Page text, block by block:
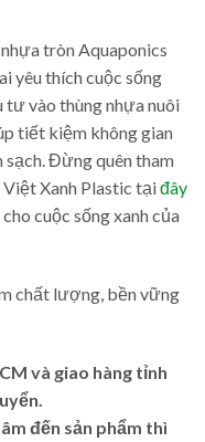
tròn Aquaponics
yêu thích cuộc sống
vào thùng nhựa nuôi
tiết kiệm không gian
sạch. Đừng quên tham
Xanh Plastic tạiđây
cuộc sống xanh của
chất lượng, bền vững
và giao hàng tỉnh
đến sản phẩm thì